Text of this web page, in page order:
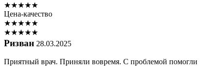
★★★★★
Цена-качество
★★★★★
★★★★★
Ризван 28.03.2025
Приятный врач. Приняли вовремя. С проблемой помогли